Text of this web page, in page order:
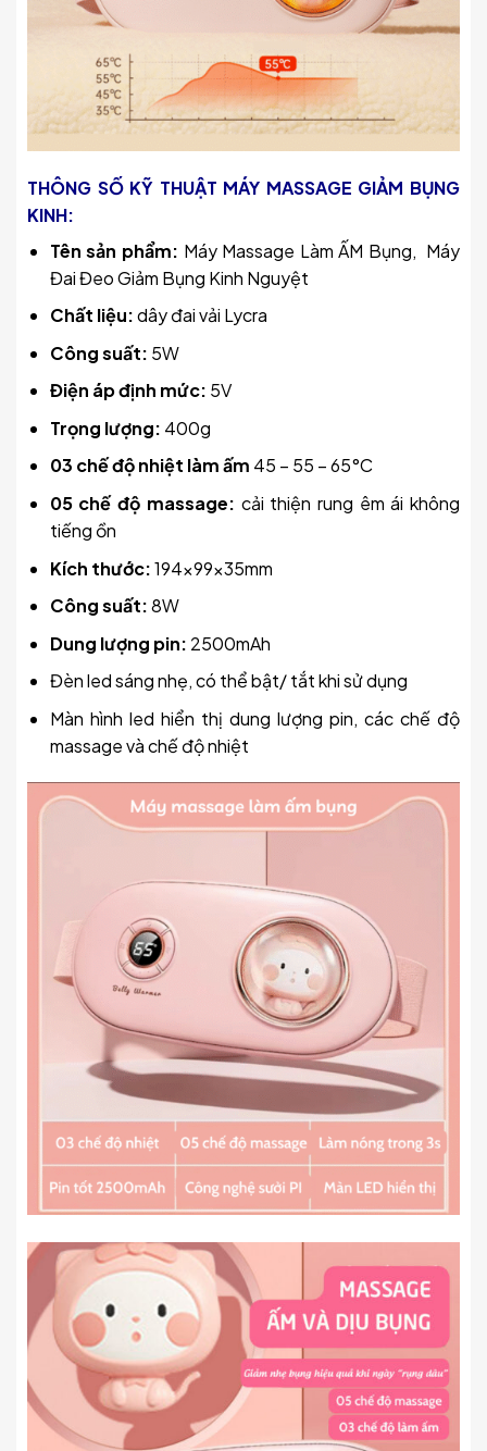
THÔNG SỐ KỸ THUẬT MÁY MASSAGE GIẢM BỤNG
KINH:
Tên sản phẩm: Máy Massage Làm ẤM Bụng, Máy
Đai Đeo Giảm Bụng Kinh Nguyệt
Chất liệu:dây đai vải Lycra
Công suất: 5W
Điện áp định mức: 5V
Trọng lượng: 400g
03 chế độ nhiệt làm ấm 45 – 55 – 65°C
05 chế độ massage: cải thiện rung êm ái không
tiếng ồn
Kích thước:194x99x35mm
Công suất:8W
Dung lượng pin: 2500mAh
Đèn led sáng nhẹ, có thể bật/ tắt khi sử dụng
Màn hình led hiển thị dung lượng pin, các chế độ
massage và chế độ nhiệt